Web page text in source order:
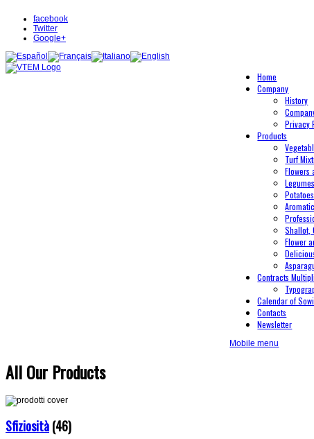
facebook
Twitter
Google+
Home
Company
History
Privacy
Products
Turf
Flowers
Legumes
Shallot,
Flower
Contracts
Calendar of
Contacts
Newsletter
Mobile menu
All Our Products
Sfiziosità(46)